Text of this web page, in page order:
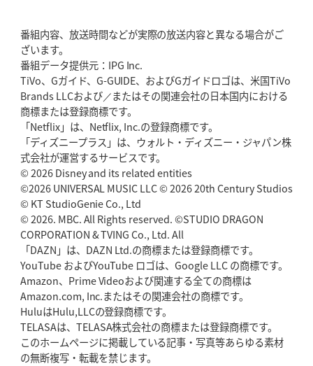
番組内容、放送時間などが実際の放送内容と異なる場合がご
ざいます。
番組データ提供元：IPG Inc.
TiVo、Gガイド、G-GUIDE、およびGガイドロゴは、米国TiVo
Brands LLCおよび／またはその関連会社の日本国内における
商標または登録商標です。
「Netflix」は、Netflix, Inc.の登録商標です。
「ディズニープラス」は、ウォルト・ディズニー・ジャパン株
式会社が運営するサービスです。
© 2026 Disney and its related entities
©2026 UNIVERSAL MUSIC LLC © 2026 20th Century Studios
© KT StudioGenie Co., Ltd
© 2026. MBC. All Rights reserved. ©STUDIO DRAGON
CORPORATION & TVING Co., Ltd. All
「DAZN」は、DAZN Ltd.の商標または登録商標です。
YouTube およびYouTube ロゴは、Google LLC の商標です。
Amazon、Prime Videoおよび関連する全ての商標は
Amazon.com, Inc.またはその関連会社の商標です。
HuluはHulu,LLCの登録商標です。
TELASAは、TELASA株式会社の商標または登録商標です。
このホームページに掲載している記事・写真等あらゆる素材
の無断複写・転載を禁じます。